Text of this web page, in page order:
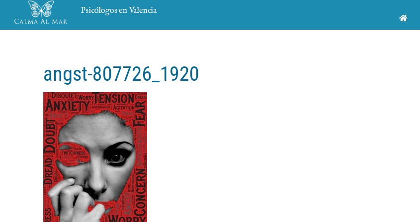
Psicólogos en Valencia
angst-807726_1920